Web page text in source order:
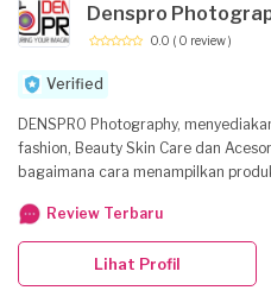
Denspro
0.0 ( 0 review )
Verified
DENSPRO Photography,
fashion, Beauty Skin Care dan Acesories. Kami sangat
bagaimana cara menampilkan
dengan service yang bersahabat.
Review Terbaru
Lihat Profil